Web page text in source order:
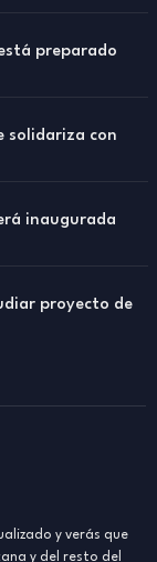
preparado
solidariza con
inaugurada
proyecto de
y verás que
y del resto del